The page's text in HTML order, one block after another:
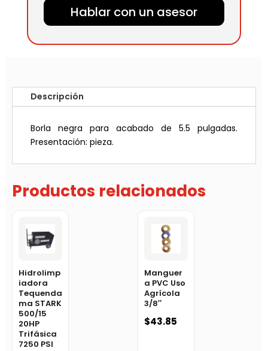
Hablar con un asesor
Descripción
Borla negra para acabado de 5.5 pulgadas.
Presentación: pieza.
Productos relacionados
Hidrolimp
iadora
Tequenda
ma STARK
500/15
20HP
Trifásica
7250 PSI
Manguer
a PVC Uso
Agrícola
3/8″
$43.85